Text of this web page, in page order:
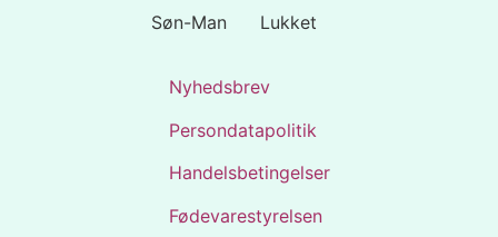
Søn-Man Lukket
Nyhedsbrev
Persondatapolitik
Handelsbetingelser
Fødevarestyrelsen